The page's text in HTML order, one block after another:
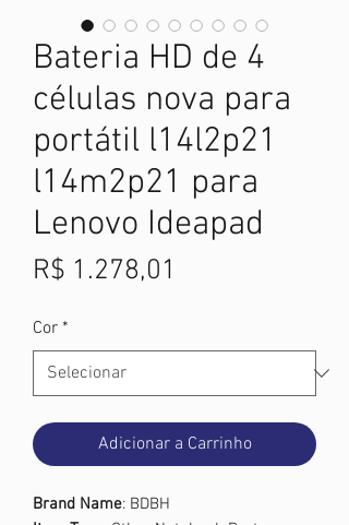
Bateria HD de 4
células nova para
portátil l14l2p21
l14m2p21 para
Lenovo Ideapad
R$ 1.278,01
Cor *
Adicionar a Carrinho
Brand Name: BDBH